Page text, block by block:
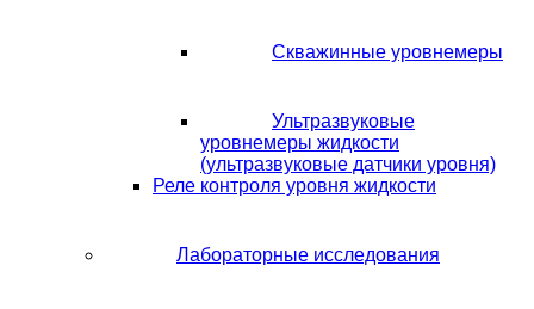
Скважинные уровнемеры
Ультразвуковые
уровнемеры жидкости
(ультразвуковые датчики уровня)
Реле контроля уровня жидкости
Лабораторные исследования